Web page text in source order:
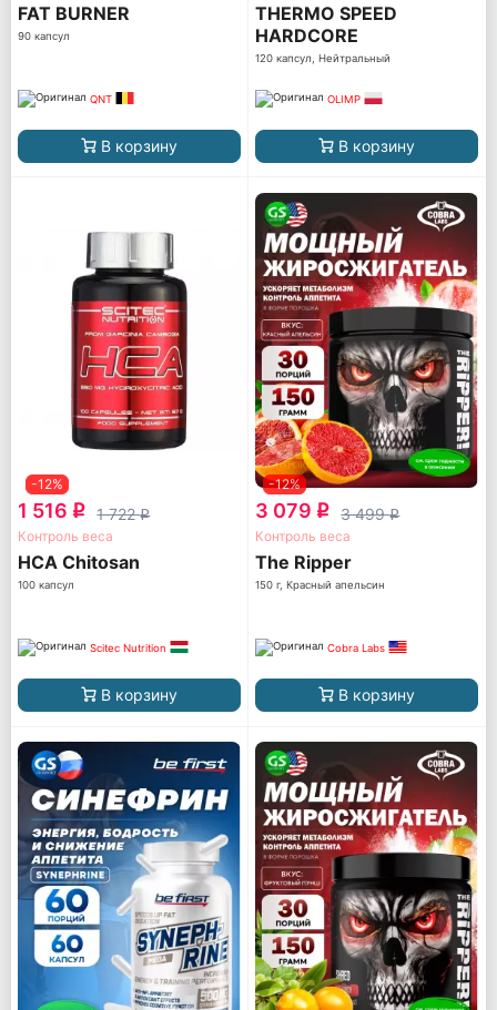
FAT BURNER
90 капсул
QNT
В корзину
THERMO SPEED
HARDCORE
120 капсул, Нейтральный
OLIMP
В корзину
-12%
1 516 q 1 722q
Контроль веса
HCA Chitosan
100 капсул
Scitec Nutrition
В корзину
-12%
3 079 q 3 499q
Контроль веса
The Ripper
150 г, Красный апельсин
Cobra Labs
В корзину